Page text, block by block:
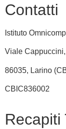
Contatti
Istituto
Viale
86035, Larino
CBIC836002
Recapiti